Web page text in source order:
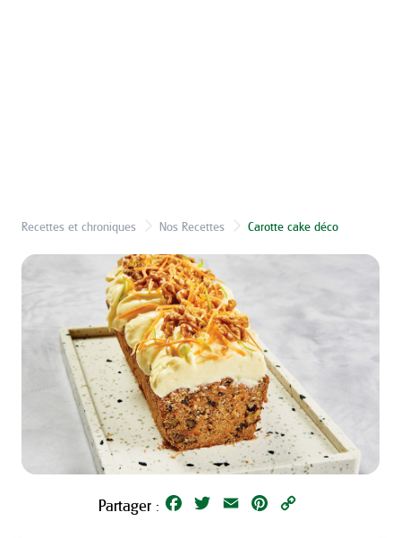
Recettes et chroniques Nos Recettes Carotte cake déco
Partager : Facebook
Twitter Email Pinterest